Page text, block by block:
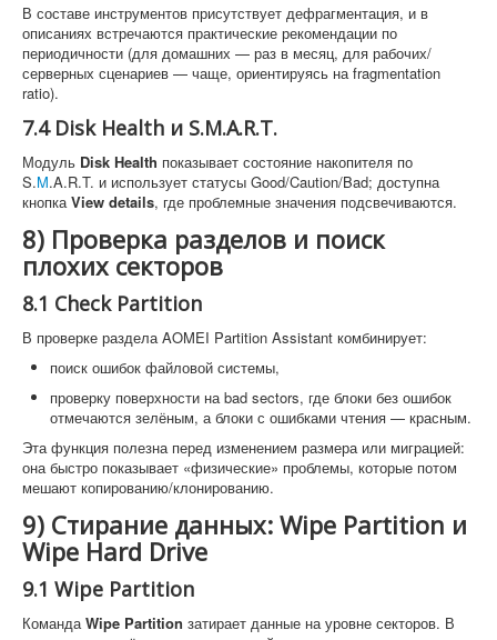
В составе инструментов присутствует дефрагментация, и в
описаниях встречаются практические рекомендации по
периодичности (для домашних — раз в месяц, для рабочих/
серверных сценариев — чаще, ориентируясь на fragmentation
ratio).
7.4 Disk Health и S.M.A.R.T.
Модуль Disk Health показывает состояние накопителя по
S.M.A.R.T. и использует статусы Good/Caution/Bad; доступна
кнопкаView details, где проблемные значения подсвечиваются.
8) Проверка разделов и поиск
плохих секторов
8.1 Check Partition
В проверке раздела AOMEI Partition Assistant комбинирует:
поиск ошибок файловой системы,
проверку поверхности на bad sectors, где блоки без ошибок
отмечаются зелёным, а блоки с ошибками чтения — красным.
Эта функция полезна перед изменением размера или миграцией:
она быстро показывает «физические» проблемы, которые потом
мешают копированию/клонированию.
9) Стирание данных: Wipe Partition и
Wipe Hard Drive
9.1 Wipe Partition
КомандаWipe Partition затирает данные на уровне секторов. В